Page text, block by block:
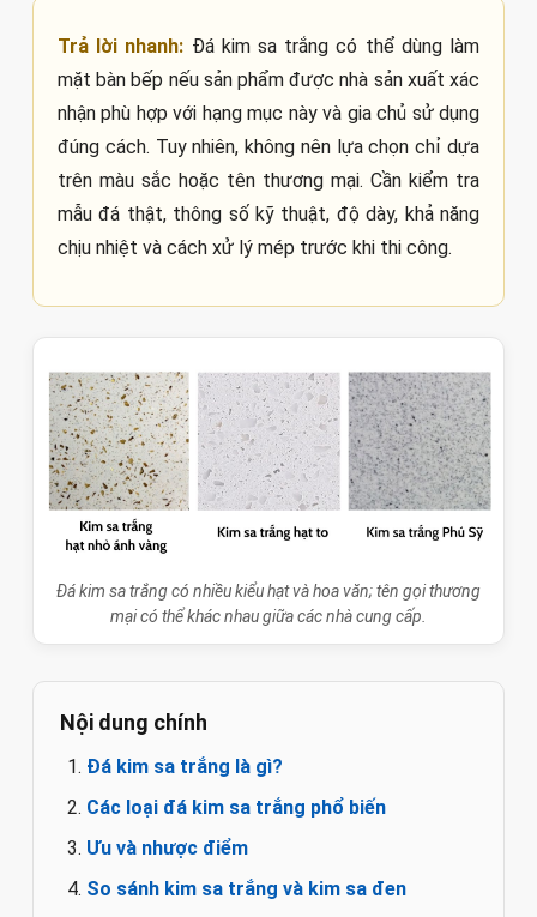
Trả lời nhanh: Đá kim sa trắng có thể dùng làm
mặt bàn bếp nếu sản phẩm được nhà sản xuất xác
nhận phù hợp với hạng mục này và gia chủ sử dụng
đúng cách. Tuy nhiên, không nên lựa chọn chỉ dựa
trên màu sắc hoặc tên thương mại. Cần kiểm tra
mẫu đá thật, thông số kỹ thuật, độ dày, khả năng
chịu nhiệt và cách xử lý mép trước khi thi công.
Đá kim sa trắng có nhiều kiểu hạt và hoa văn; tên gọi thương
mại có thể khác nhau giữa các nhà cung cấp.
Nội dung chính
Đá kim sa trắng là gì?
Các loại đá kim sa trắng phổ biến
Ưu và nhược điểm
So sánh kim sa trắng và kim sa đen